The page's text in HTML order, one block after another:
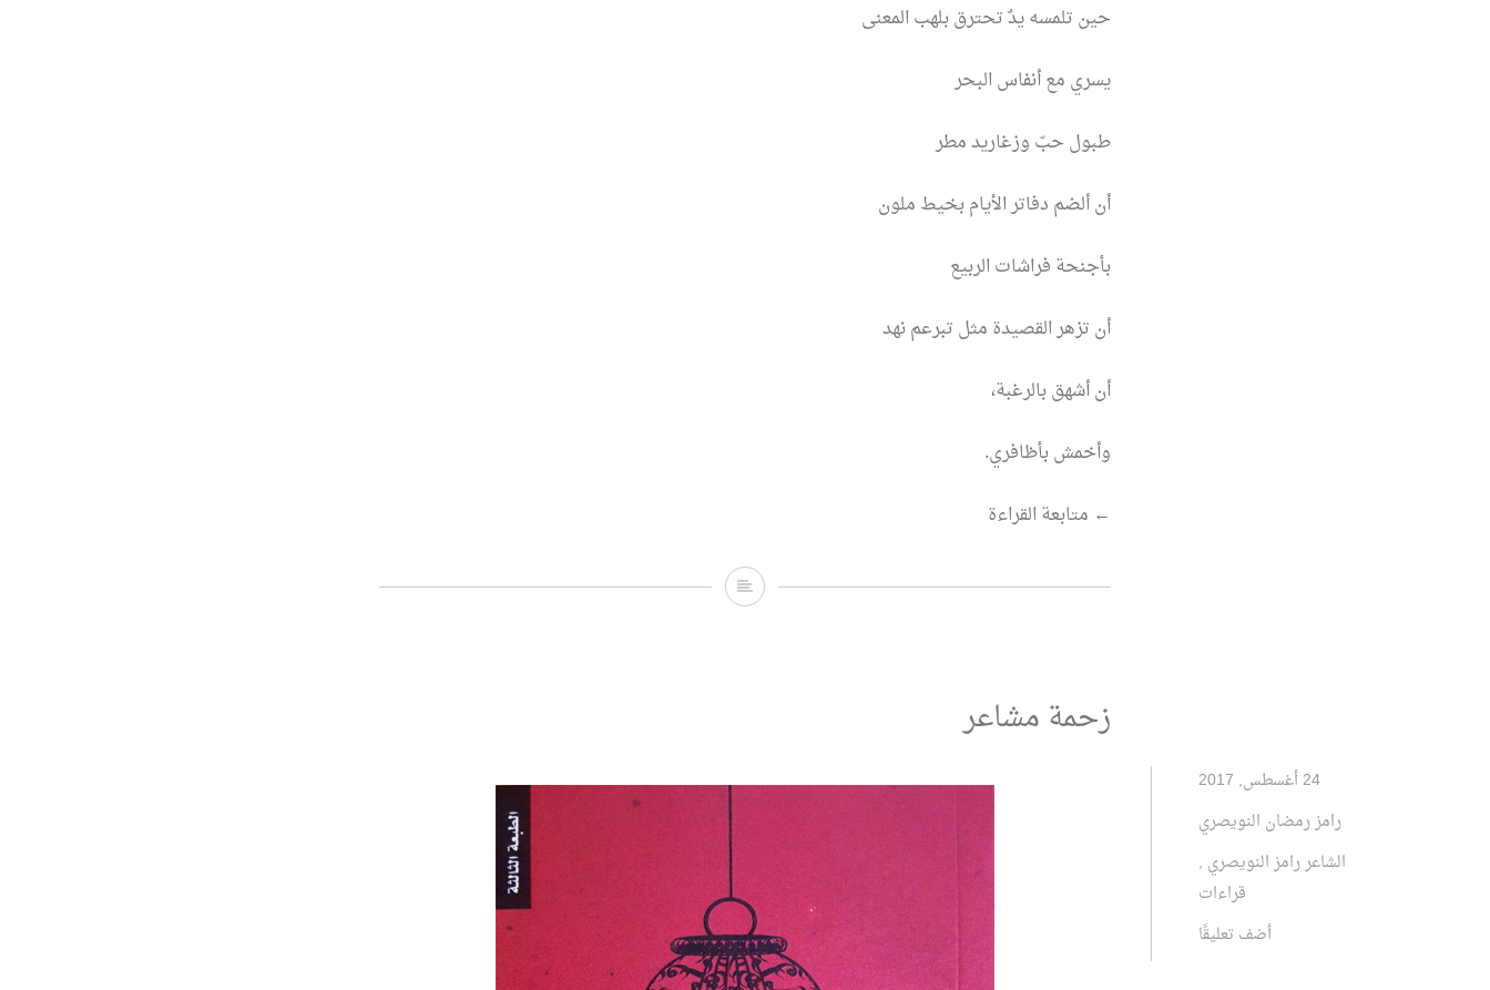
حين تلمسه يدٌ تحترق بلهب المعنى
يسري مع أنفاس البحر
طبول حبّ وزغاريد مطر
أن ألضم دفاتر الأيام بخيط ملون
بأجنحة فراشات الربيع
أن تزهر القصيدة مثل تبرعم نهد
أن أشهق بالرغبة،
وأخمش بأظافري.
“حواء
العتبة.. قراءة
عند
← متابعة القراءة
حواء
وقوفاً
عند
العتبة،
للشاعرة:
حواء
القمودي
زحمة مشاعر
24 أغسطس, 2017
رامز رمضان النويصري
الشاعر رامز النويصري ,
قراءات
أضف تعليقًا